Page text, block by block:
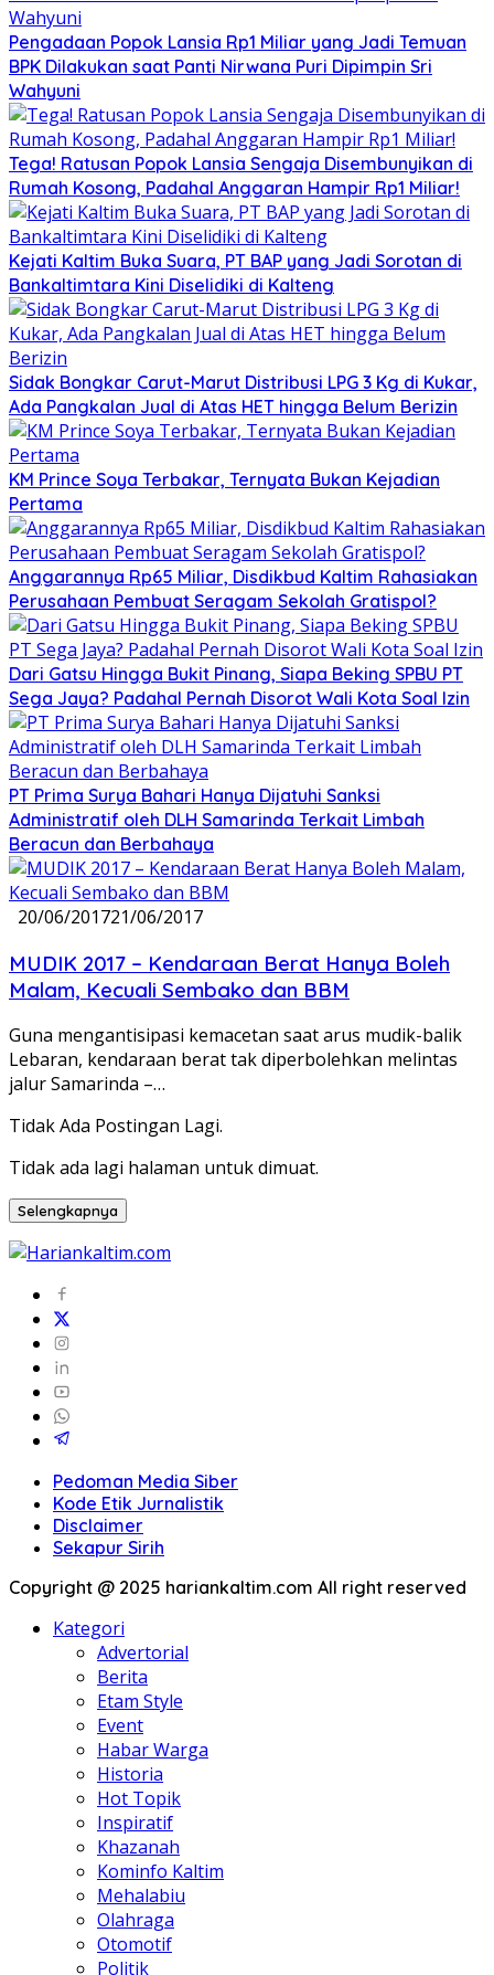
Pengadaan Popok Lansia Rp1 Miliar yang Jadi Temuan
BPK Dilakukan saat Panti Nirwana Puri Dipimpin Sri
Wahyuni
Tega! Ratusan Popok Lansia Sengaja Disembunyikan di
Rumah Kosong, Padahal Anggaran Hampir Rp1 Miliar!
Kejati Kaltim Buka Suara, PT BAP yang Jadi Sorotan di
Bankaltimtara Kini Diselidiki di Kalteng
Sidak Bongkar Carut-Marut Distribusi LPG 3 Kg di Kukar,
Ada Pangkalan Jual di Atas HET hingga Belum Berizin
KM Prince Soya Terbakar, Ternyata Bukan Kejadian
Pertama
Anggarannya Rp65 Miliar, Disdikbud Kaltim Rahasiakan
Perusahaan Pembuat Seragam Sekolah Gratispol?
Dari Gatsu Hingga Bukit Pinang, Siapa Beking SPBU PT
Sega Jaya? Padahal Pernah Disorot Wali Kota Soal Izin
PT Prima Surya Bahari Hanya Dijatuhi Sanksi
Administratif oleh DLH Samarinda Terkait Limbah
Beracun dan Berbahaya
20/06/201721/06/2017
MUDIK 2017 – Kendaraan Berat Hanya Boleh
Malam, Kecuali Sembako dan BBM
Guna mengantisipasi kemacetan saat arus mudik-balik
Lebaran, kendaraan berat tak diperbolehkan melintas
jalur Samarinda –…
Tidak Ada Postingan Lagi.
Tidak ada lagi halaman untuk dimuat.
Selengkapnya
Pedoman Media Siber
Kode Etik Jurnalistik
Disclaimer
Sekapur Sirih
Copyright @ 2025 hariankaltim.com All right reserved
Kategori
Advertorial
Berita
Etam Style
Event
Habar Warga
Historia
Hot Topik
Inspiratif
Khazanah
Kominfo Kaltim
Mehalabiu
Olahraga
Otomotif
Politik